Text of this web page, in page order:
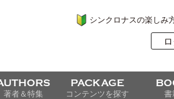
シンクロナスの楽しみ
著者＆特集
PACKAGE
コンテンツを探す 書